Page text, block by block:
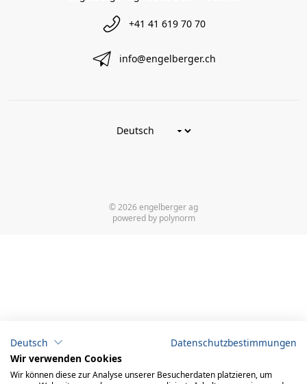
+41 41 619 70 70
info@engelberger.ch
© 2026 engelberger ag
powered by polynorm
Deutsch
Datenschutzbestimmungen
Wir verwenden Cookies
Wir können diese zur Analyse unserer Besucherdaten platzieren, um